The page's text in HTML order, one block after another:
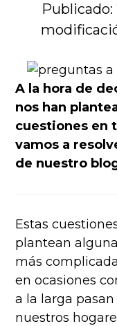
A la hora de
nos han
cuestiones en
vamos a
de nuestro
Estas
plantean
más
en ocasiones
a la larga
nuestros